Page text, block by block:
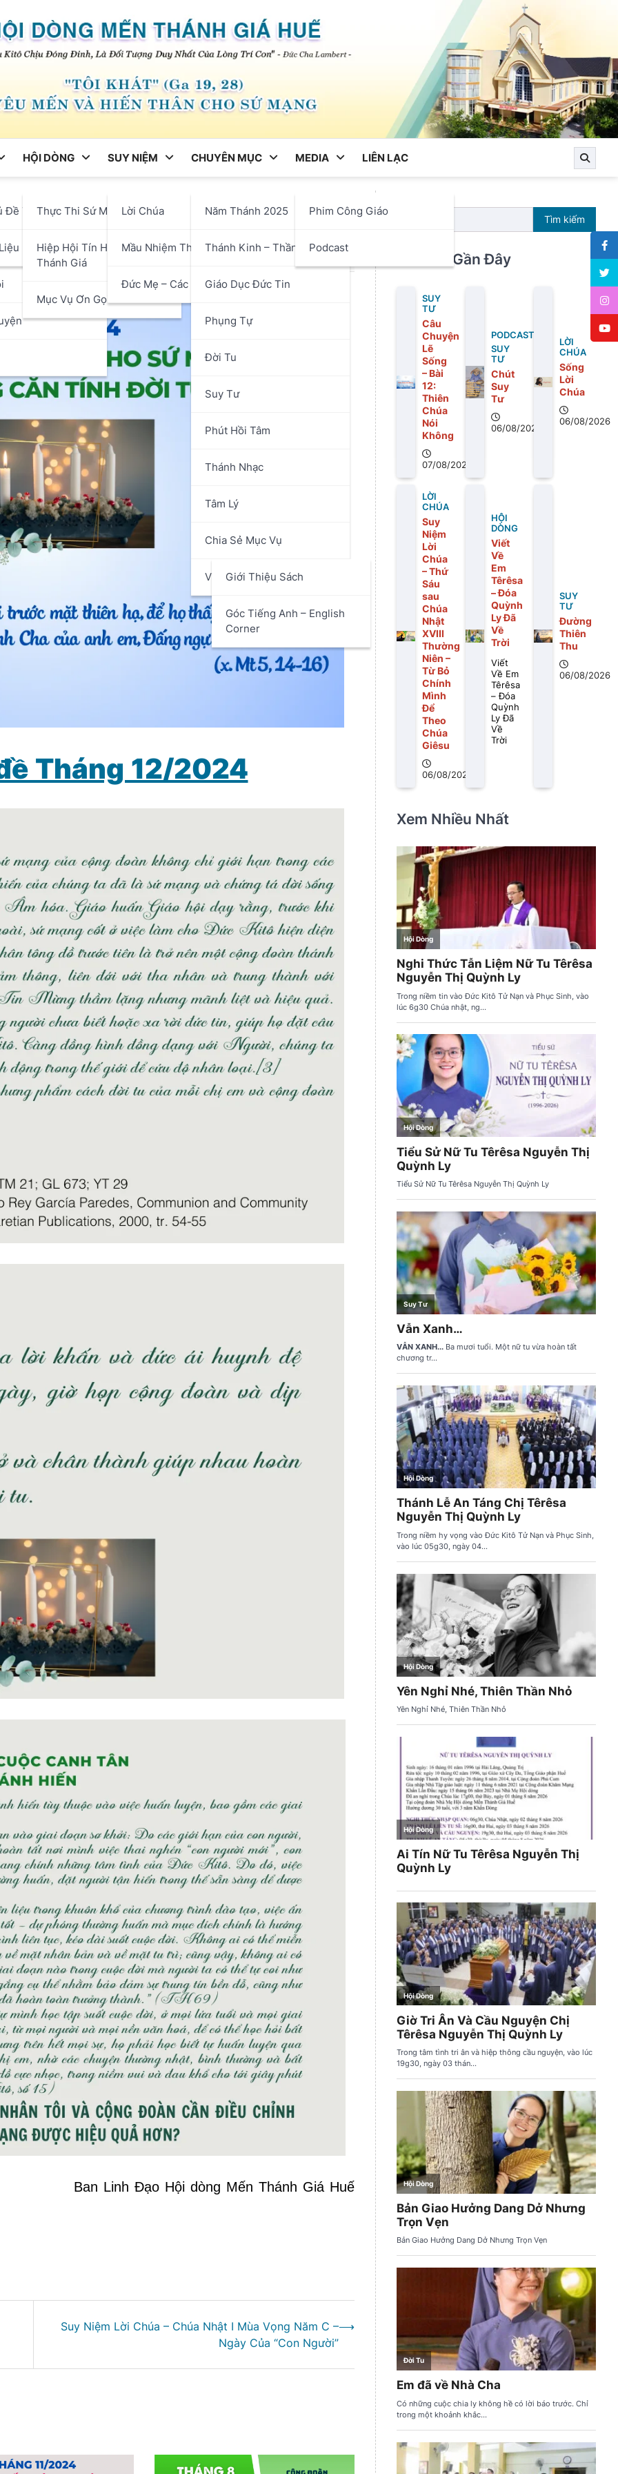
Đề Tháng
HỘI DÒNG
Thực Thi Sứ Mạng
Hiệp Hội Tín Hữu Mến
Thánh Giá
Mục Vụ Ơn Gọi
SUY NIỆM
Lời Chúa
Mầu Nhiệm Thánh Giá
Đức Mẹ – Các Thánh
CHUYÊN MỤC
Năm Thánh 2025
Thánh Kinh – Thần Học
Giáo Dục Đức Tin
Phụng Tự
Đời Tu
Suy Tư
Phút Hồi Tâm
Thánh Nhạc
Tâm Lý
Chia Sẻ Mục Vụ
Văn Hóa Nghệ Thuật
Giới Thiệu Sách
Góc Tiếng Anh – English
Corner
MEDIA
Phim Công Giáo
Podcast
LIÊN LẠC
Đề – Tháng 12/2024
Tháng 12/2024
Ban Linh Đạo Hội dòng Mến Thánh Giá Huế
Suy Niệm Lời Chúa – Chúa Nhật I Mùa Vọng Năm C –
Ngày Của “Con Người”
⟶
Tìm kiếm
Bài Viết Gần Đây
SUY
TƯ
Câu
Chuyện
Lẽ
Sống
– Bài
12:
Thiên
Chúa
Nói
Không
07/08/2026
PODCAST
SUY
TƯ
Chút
Suy
Tư
06/08/2026
LỜI
CHÚA
Sống
Lời
Chúa
06/08/2026
LỜI
CHÚA
Suy
Niệm
Lời
Chúa
– Thứ
Sáu
sau
Chúa
Nhật
XVIII
Thường
Niên –
Từ Bỏ
Chính
Mình
Để
Theo
Chúa
Giêsu
06/08/2026
HỘI
DÒNG
Viết
Về
Em
Têrêsa
– Đóa
Quỳnh
Ly Đã
Về
Trời
Viết
Về Em
Têrêsa
– Đóa
Quỳnh
Ly Đã
Về
Trời
SUY
TƯ
Đường
Thiên
Thu
06/08/2026
Xem Nhiều Nhất